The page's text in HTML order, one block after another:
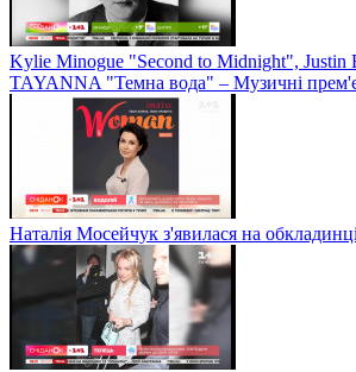
Kylie Minogue "Second to Midnight", Justin
TAYANNA "Темна вода" – Музичні
Наталія Мосейчук з'явилася на